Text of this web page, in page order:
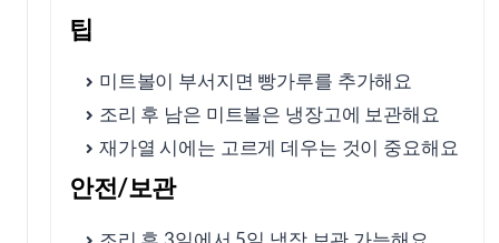
팁
미트볼이 부서지면 빵가루를 추가해요
조리 후 남은 미트볼은 냉장고에 보관해요
재가열 시에는 고르게 데우는 것이 중요해요
안전/보관